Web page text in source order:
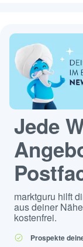
Jede
marktguru hilft
aus deiner
kostenfrei.
Prospekte